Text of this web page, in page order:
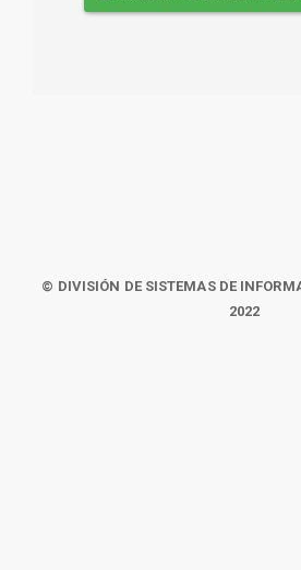
© DIVISIÓN DE SISTEMAS DE
2022